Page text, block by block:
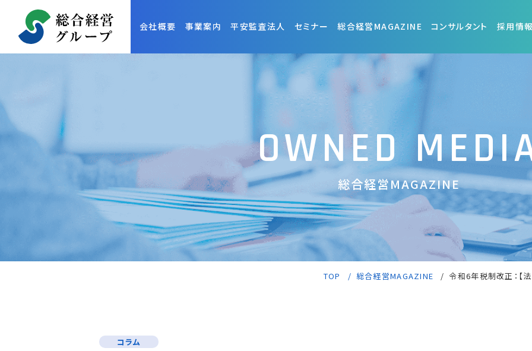
会社概要 事業案内 平安監査法人 セミナー 総合経営MAGAZINE コンサルタント 採用情
OWNED
総合経営MAGAZINE
TOP 総合経営MAGAZINE 令和6年税制改正：【
コラム